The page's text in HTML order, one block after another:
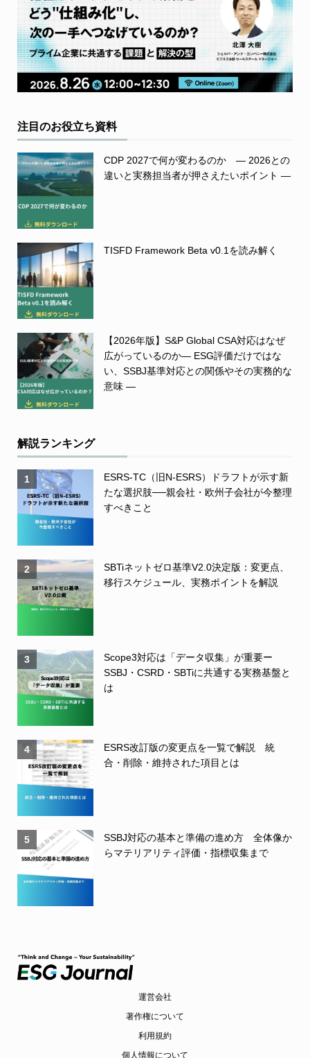
注目のお役立ち資料
CDP 2027で何が変わるのか ― 2026との
違いと実務担当者が押さえたいポイント ―
TISFD Framework Beta v0.1を読み解く
【2026年版】S&P Global CSA対応はなぜ
広がっているのか― ESG評価だけではな
い、SSBJ基準対応との関係やその実務的な
意味 ―
解説ランキング
1
ESRS-TC（旧N-ESRS）ドラフトが示す新
たな選択肢──親会社・欧州子会社が今整理
すべきこと
2
SBTiネットゼロ基準V2.0決定版：変更点、
移行スケジュール、実務ポイントを解説
3
Scope3対応は「データ収集」が重要ー
SSBJ・CSRD・SBTiに共通する実務基盤と
は
4
ESRS改訂版の変更点を一覧で解説 統
合・削除・維持された項目とは
5
SSBJ対応の基本と準備の進め方 全体像か
らマテリアリティ評価・指標収集まで
運営会社
著作権について
利用規約
個人情報について